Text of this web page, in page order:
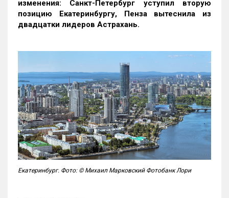
изменения: Санкт-Петербург уступил вторую
позицию Екатеринбургу, Пенза вытеснила из
двадцатки лидеров Астрахань.
Екатеринбург. Фото: © Михаил Марковский Фотобанк Лори